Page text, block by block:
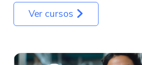
Ver cursos